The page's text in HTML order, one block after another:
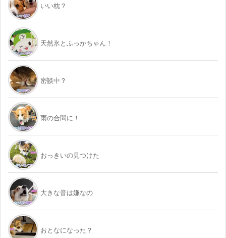
いい枕？
天然氷とふっかちゃん！
密談中？
雨の合間に！
おっきいの見つけた
大きな音は嫌なの
おとなになった？